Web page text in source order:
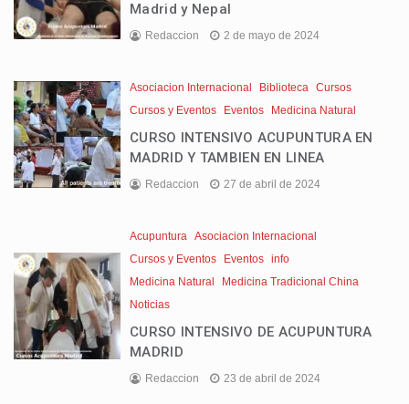
Madrid y Nepal
Redaccion 2 de mayo de 2024
Asociacion Internacional Biblioteca Cursos
Cursos y Eventos
Eventos Medicina Natural
CURSO INTENSIVO ACUPUNTURA EN
MADRID Y TAMBIEN EN LINEA
Redaccion 27 de abril de 2024
Acupuntura Asociacion Internacional
Cursos y Eventos
Eventos info
Medicina Natural
Medicina Tradicional China
Noticias
CURSO INTENSIVO DE ACUPUNTURA
MADRID
Redaccion 23 de abril de 2024